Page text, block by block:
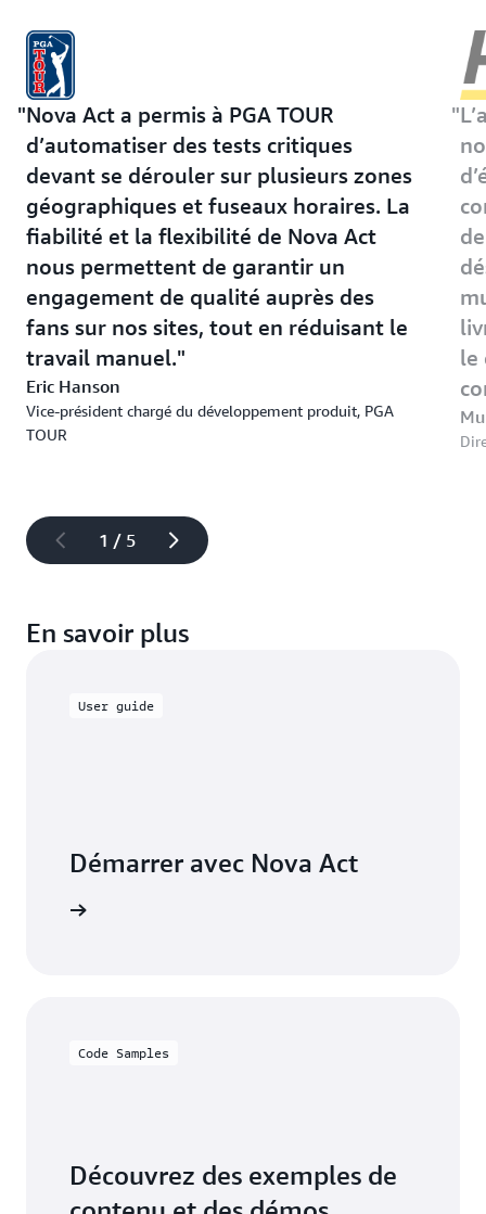
structurées.
l’interface
utilisateur.
Nova Act a permis à PGA TOUR
d’automatiser des tests critiques
devant se dérouler sur plusieurs zones
géographiques et fuseaux horaires. La
fiabilité et la flexibilité de Nova Act
nous permettent de garantir un
engagement de qualité auprès des
fans sur nos sites, tout en réduisant le
travail manuel.
Eric Hanson
Vice-président chargé du développement produit, PGA
TOUR
le
1 / 5
En savoir plus
User guide
Démarrer avec Nova Act
Code Samples
Découvrez des exemples de